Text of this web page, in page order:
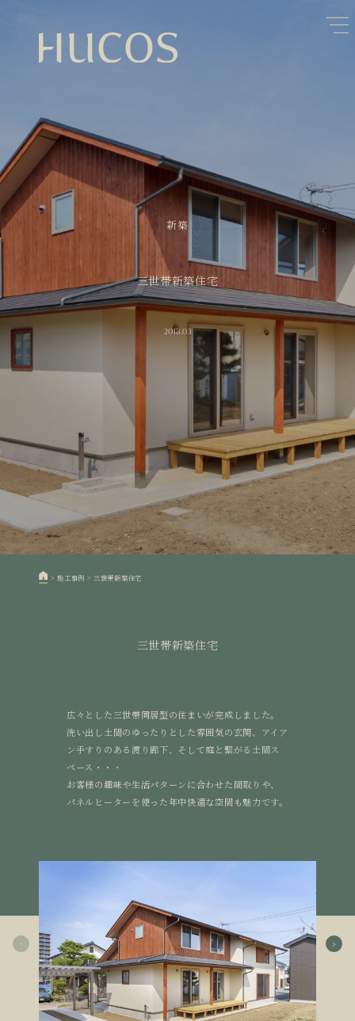
日本森林と循環
4 100年後も評価される住宅へ
5 空き家とリノベーション
1 蓄熱するパッシブデザイン
4
>施工事例 > 三世帯新築住宅
新築
三世帯新築住宅
2018.03
三世帯新築住宅
広々とした三世帯同居型の住まいが完成しました。
洗い出し土間のゆったりとした雰囲気の玄関、アイア
ン手すりのある渡り廊下、そして庭と繋がる土間ス
ペース・・・
お客様の趣味や生活パターンに合わせた間取りや、
パネルヒーターを使った年中快適な空間も魅力です。